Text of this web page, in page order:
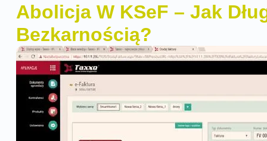
Abolicja W KSeF – Jak
Bezkarnością?